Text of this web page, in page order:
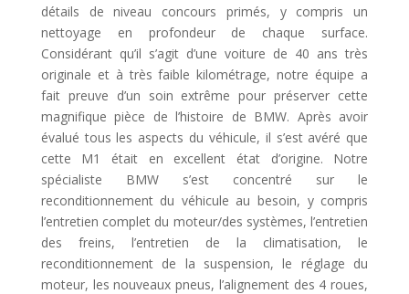
détails de niveau concours primés, y compris un
nettoyage en profondeur de chaque surface.
Considérant qu’il s’agit d’une voiture de 40 ans très
originale et à très faible kilométrage, notre équipe a
fait preuve d’un soin extrême pour préserver cette
magnifique pièce de l’histoire de BMW. Après avoir
évalué tous les aspects du véhicule, il s’est avéré que
cette M1 était en excellent état d’origine. Notre
spécialiste BMW s’est concentré sur le
reconditionnement du véhicule au besoin, y compris
l’entretien complet du moteur/des systèmes, l’entretien
des freins, l’entretien de la climatisation, le
reconditionnement de la suspension, le réglage du
moteur, les nouveaux pneus, l’alignement des 4 roues,